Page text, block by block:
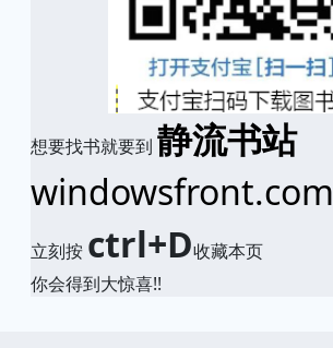
想要找书就要到 静流书站
windowsfront.com
立刻按 ctrl+D收藏本页
你会得到大惊喜!!